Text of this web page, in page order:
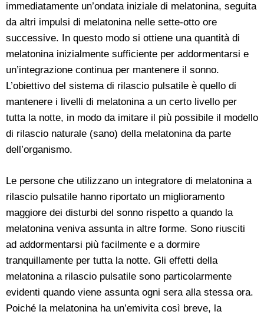
immediatamente un’ondata iniziale di melatonina, seguita
da altri impulsi di melatonina nelle sette-otto ore
successive. In questo modo si ottiene una quantità di
melatonina inizialmente sufficiente per addormentarsi e
un’integrazione continua per mantenere il sonno.
L’obiettivo del sistema di rilascio pulsatile è quello di
mantenere i livelli di melatonina a un certo livello per
tutta la notte, in modo da imitare il più possibile il modello
di rilascio naturale (sano) della melatonina da parte
dell’organismo.
Le persone che utilizzano un integratore di melatonina a
rilascio pulsatile hanno riportato un miglioramento
maggiore dei disturbi del sonno rispetto a quando la
melatonina veniva assunta in altre forme. Sono riusciti
ad addormentarsi più facilmente e a dormire
tranquillamente per tutta la notte. Gli effetti della
melatonina a rilascio pulsatile sono particolarmente
evidenti quando viene assunta ogni sera alla stessa ora.
Poiché la melatonina ha un’emivita così breve, la